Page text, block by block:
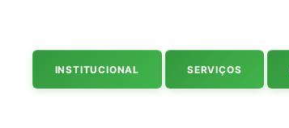
INSTITUCIONAL SERVIÇOS